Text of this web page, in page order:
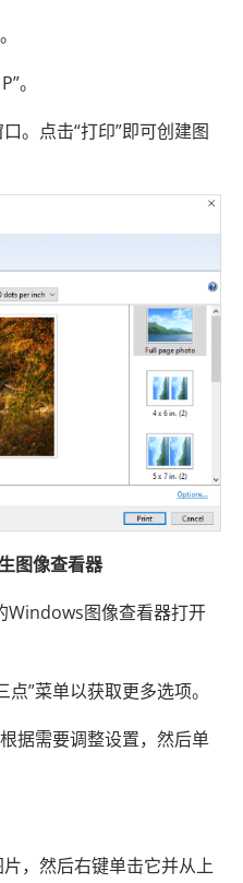
。
。点击“打印”即可创建图
图像查看器
Windows图像查看器打开
”菜单以获取更多选项。
据需要调整设置，然后单
，然后右键单击它并从上